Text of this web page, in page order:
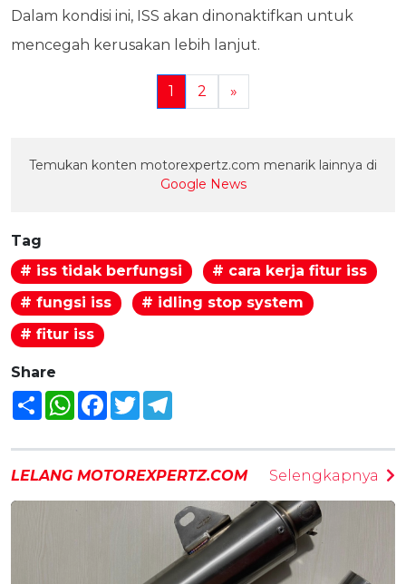
Dalam kondisi ini, ISS akan dinonaktifkan untuk
mencegah kerusakan lebih lanjut.
1 2 »
Temukan konten motorexpertz.com menarik lainnya di
Google News
Tag
# iss tidak berfungsi
# cara kerja fitur iss
# fungsi iss
# idling stop system
# fitur iss
Share
Share WhatsAppFacebook
Twitter
LELANG MOTOREXPERTZ.COM Selengkapnya